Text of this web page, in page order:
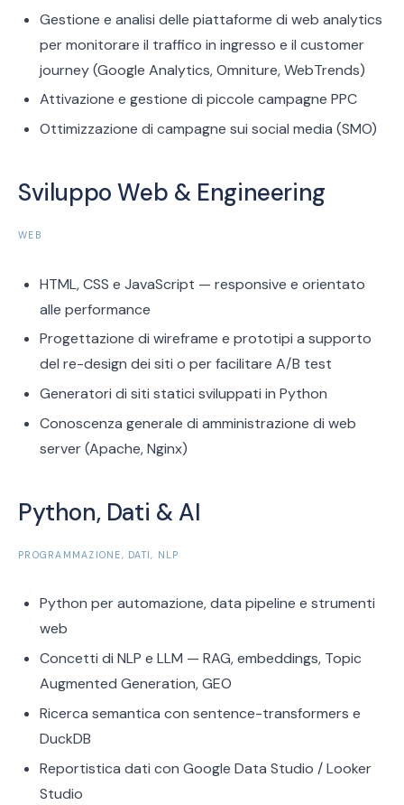
Gestione e analisi delle piattaforme di web analytics
per monitorare il traffico in ingresso e il customer
journey (Google Analytics, Omniture, WebTrends)
Attivazione e gestione di piccole campagne PPC
Ottimizzazione di campagne sui social media (SMO)
Sviluppo Web & Engineering
WEB
HTML, CSS e JavaScript — responsive e orientato
alle performance
Progettazione di wireframe e prototipi a supporto
del re-design dei siti o per facilitare A/B test
Generatori di siti statici sviluppati in Python
Conoscenza generale di amministrazione di web
server (Apache, Nginx)
Python, Dati & AI
PROGRAMMAZIONE, DATI, NLP
Python per automazione, data pipeline e strumenti
web
Concetti di NLP e LLM — RAG, embeddings, Topic
Augmented Generation, GEO
Ricerca semantica con sentence-transformers e
DuckDB
Reportistica dati con Google Data Studio / Looker
Studio